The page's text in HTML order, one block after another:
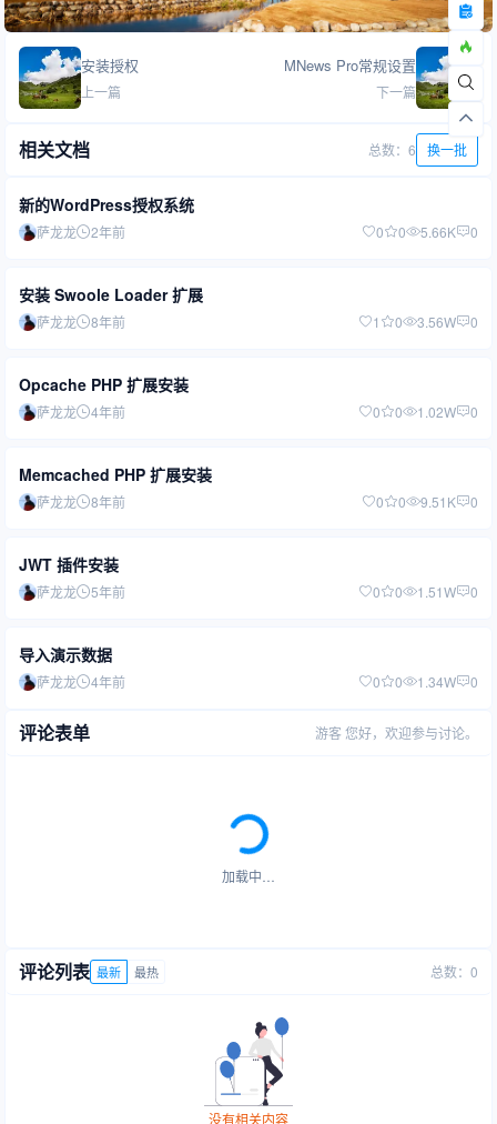
安装授权
上一篇
MNews Pro常规设置
下一篇
相关文档 总数：6 换一批
新的WordPress授权系统
萨龙龙 2年前 0 0 5.66K 0
安装 Swoole Loader 扩展
萨龙龙 8年前 1 0 3.56W 0
Opcache PHP 扩展安装
萨龙龙 4年前 0 0 1.02W 0
Memcached PHP 扩展安装
萨龙龙 8年前 0 0 9.51K 0
JWT 插件安装
萨龙龙 5年前 0 0 1.51W 0
导入演示数据
萨龙龙 4年前 0 0 1.34W 0
评论表单 游客 您好，欢迎参与讨论。
加载中…
评论列表 最新 最热 总数：0
没有相关内容